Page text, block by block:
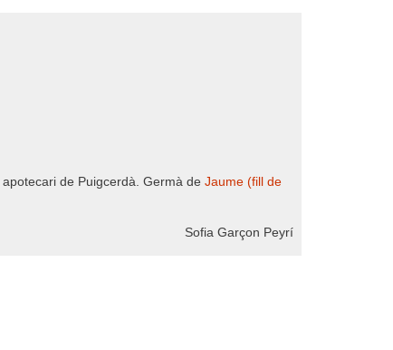
apotecari de Puigcerdà. Germà de Jaume (fill de
Sofia Garçon Peyrí